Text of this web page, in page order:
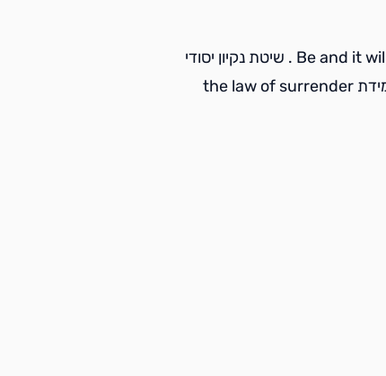
מלמדת שיטה של Reverse Traffic דרך שלטה יחודית שקוראים לה Be and it will Be . שיטת נקיון יסודי
של כל הצורות והתניות שחיים בתוכינו . מהוויה להגשמה ב12 שיעורים . למידת the law of surrender